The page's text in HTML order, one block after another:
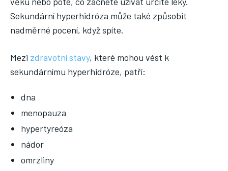
Sekundární hyperhidróza může také způsobit
nadměrné pocení, když spíte.
Mezi zdravotní stavy, které mohou vést k
sekundárnímu hyperhidróze, patří:
dna
menopauza
hypertyreóza
nádor
omrzliny